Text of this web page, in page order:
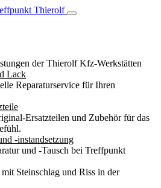
der Thierolf Kfz-Werkstätten
Lack
Reparaturservice für Ihren
Ersatzteilen und Zubehör für das
-instandsetzung
und -Tausch bei Treffpunkt